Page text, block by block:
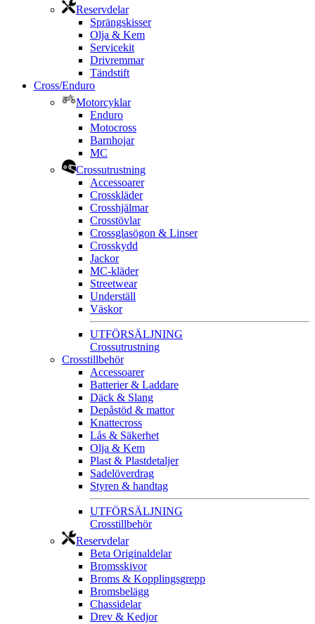
Reservdelar
Sprängskisser
Olja & Kem
Servicekit
Drivremmar
Tändstift
Cross/Enduro
Motorcyklar
Enduro
Motocross
Barnhojar
MC
Crossutrustning
Accessoarer
Crosskläder
Crosshjälmar
Crosstövlar
Crossglasögon & Linser
Crosskydd
Jackor
MC-kläder
Streetwear
Underställ
Väskor
UTFÖRSÄLJNING
Crossutrustning
Crosstillbehör
Accessoarer
Batterier & Laddare
Däck & Slang
Depåstöd & mattor
Knattecross
Lås & Säkerhet
Olja & Kem
Plast & Plastdetaljer
Sadelöverdrag
Styren & handtag
UTFÖRSÄLJNING
Crosstillbehör
Reservdelar
Beta Originaldelar
Bromsskivor
Broms & Kopplingsgrepp
Bromsbelägg
Chassidelar
Drev & Kedjor